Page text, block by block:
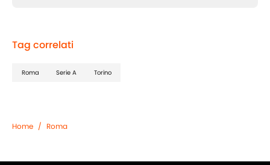
Tag correlati
Roma Serie A Torino
Home / Roma